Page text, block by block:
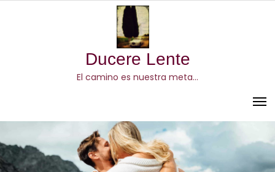
Ducere Lente
El camino es nuestra meta…